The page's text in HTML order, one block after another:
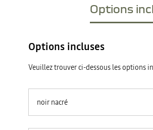
Options
Options incluses
Veuillez trouver ci-dessous les options
noir nacré